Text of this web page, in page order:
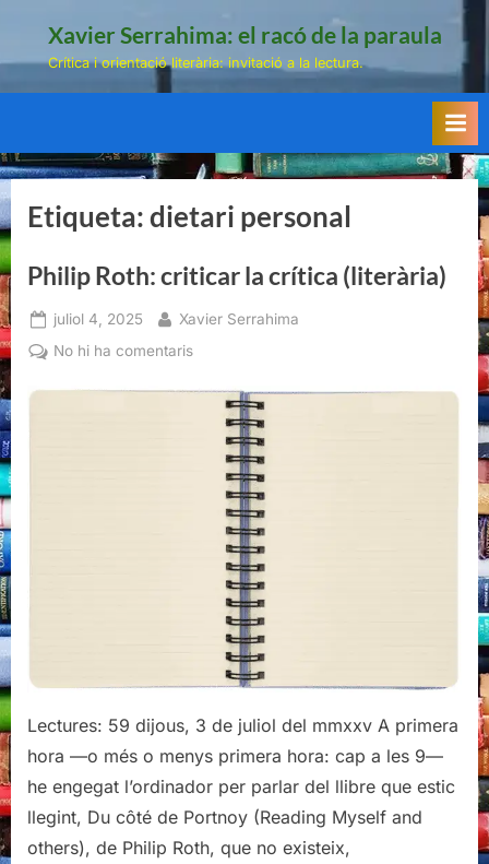
Xavier Serrahima: el racó de la paraula
Crítica i orientació literària: invitació a la lectura.
Etiqueta:dietari personal
Philip Roth: criticar la crítica (literària)
Posted
on
juliol 4, 2025 By
Xavier Serrahima
No hi ha comentarisa
Roth:
criticar
crítica
(literària)
Lectures: 59 dijous, 3 de juliol del mmxxv A primera
hora —o més o menys primera hora: cap a les 9—
he engegat l’ordinador per parlar del llibre que estic
llegint, Du côté de Portnoy (Reading Myself and
others), de Philip Roth, que no existeix,